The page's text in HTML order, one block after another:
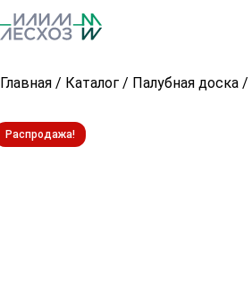
Главная / Каталог / Палубная доска /
Распродажа!